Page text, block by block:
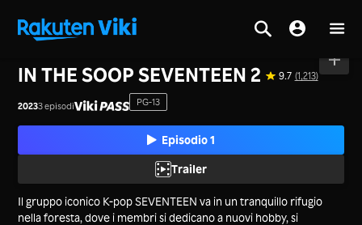
IN THE SOOP SEVENTEEN 2 9.7 (1,213)
20233 episodi PG-13
Episodio 1
Trailer
Il gruppo iconico K-pop SEVENTEEN va in un tranquillo rifugio
nella foresta, dove i membri si dedicano a nuovi hobby, si